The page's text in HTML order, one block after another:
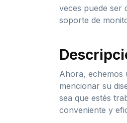
veces puede ser
soporte de
Ahora, echemos
mencionar su
sea que estés
conveniente y